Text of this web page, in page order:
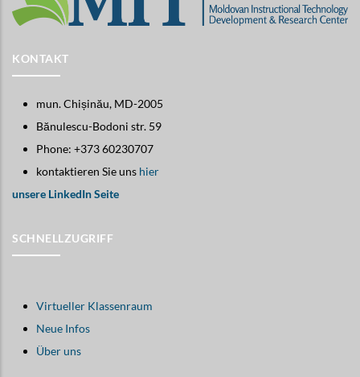
KONTAKT
mun. Chișinău, MD-2005
Bănulescu-Bodoni str. 59
Phone: +373 60230707
kontaktieren Sie uns hier
unsere LinkedIn Seite
SCHNELLZUGRIFF
Virtueller Klassenraum
Neue Infos
Über uns